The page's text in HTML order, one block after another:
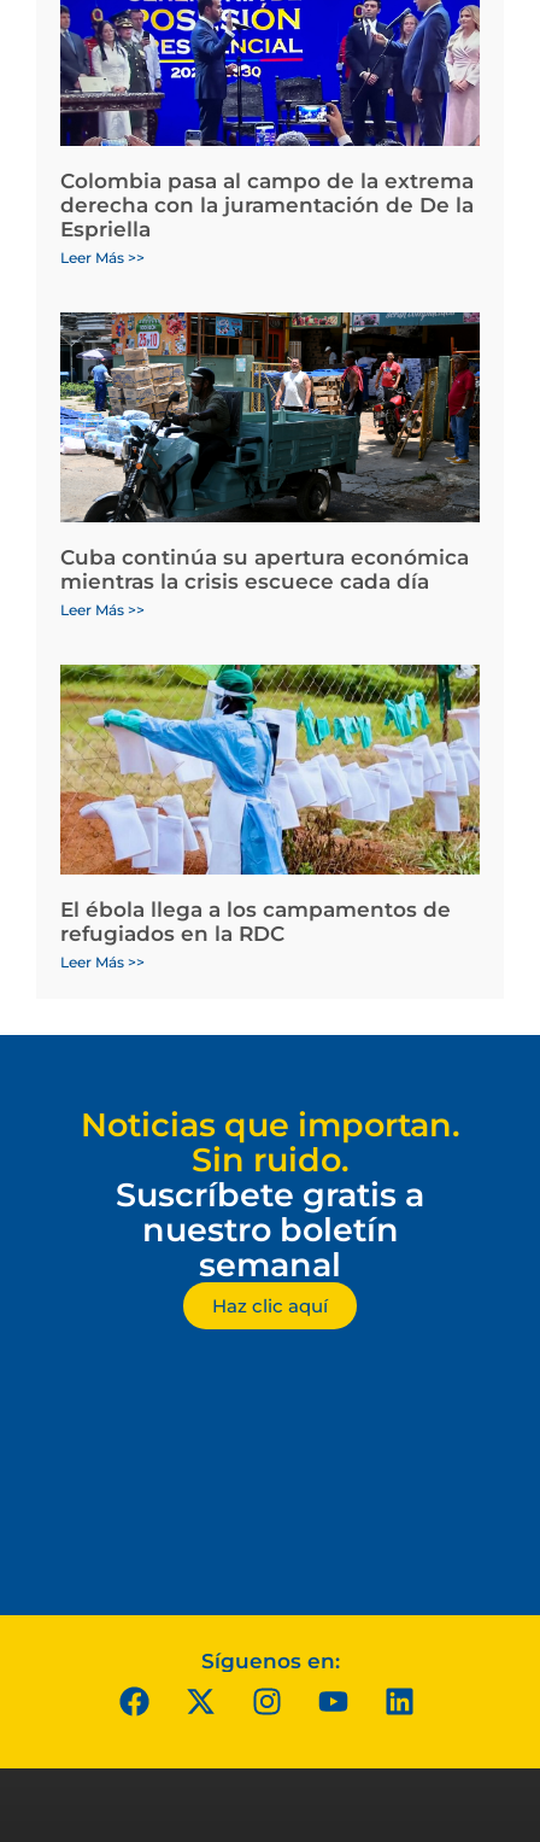
Colombia pasa al campo de la extrema
derecha con la juramentación de De la
Espriella
Leer Más >>
Cuba continúa su apertura económica
mientras la crisis escuece cada día
Leer Más >>
El ébola llega a los campamentos de
refugiados en la RDC
Leer Más >>
Noticias que importan.
Sin ruido.
Suscríbete gratis a
nuestro boletín
semanal
Haz clic aquí
Síguenos en: